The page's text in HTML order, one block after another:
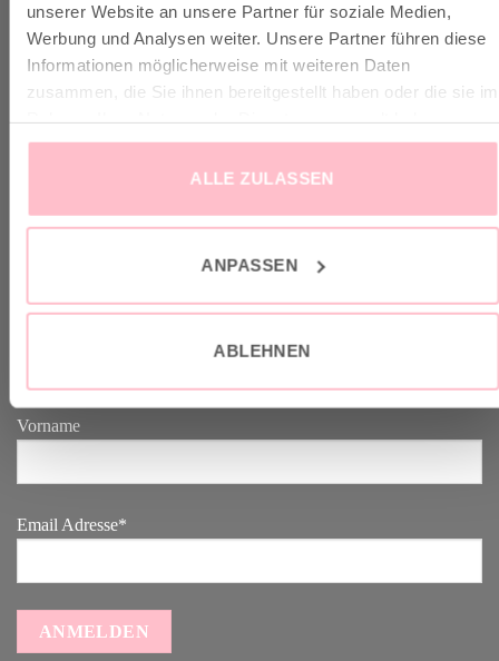
unserer Website an unsere Partner für soziale Medien,
Werbung und Analysen weiter. Unsere Partner führen diese
Informationen möglicherweise mit weiteren Daten
zusammen, die Sie ihnen bereitgestellt haben oder die sie im
ALLE ZULASSEN
ANPASSEN
ABLEHNEN
✓ Versandkostenfrei ab 149€
✓ Klimaneutraler Versand mit DHL / GoGreen
✓Lieferungund Retoure
VERTRAG WIDERRUFEN
Melde dich an zu unserem Good-News-Letter und spare 10% bei
deinem nächsten Einkauf. YEAH!
Vorname
Email Adresse*